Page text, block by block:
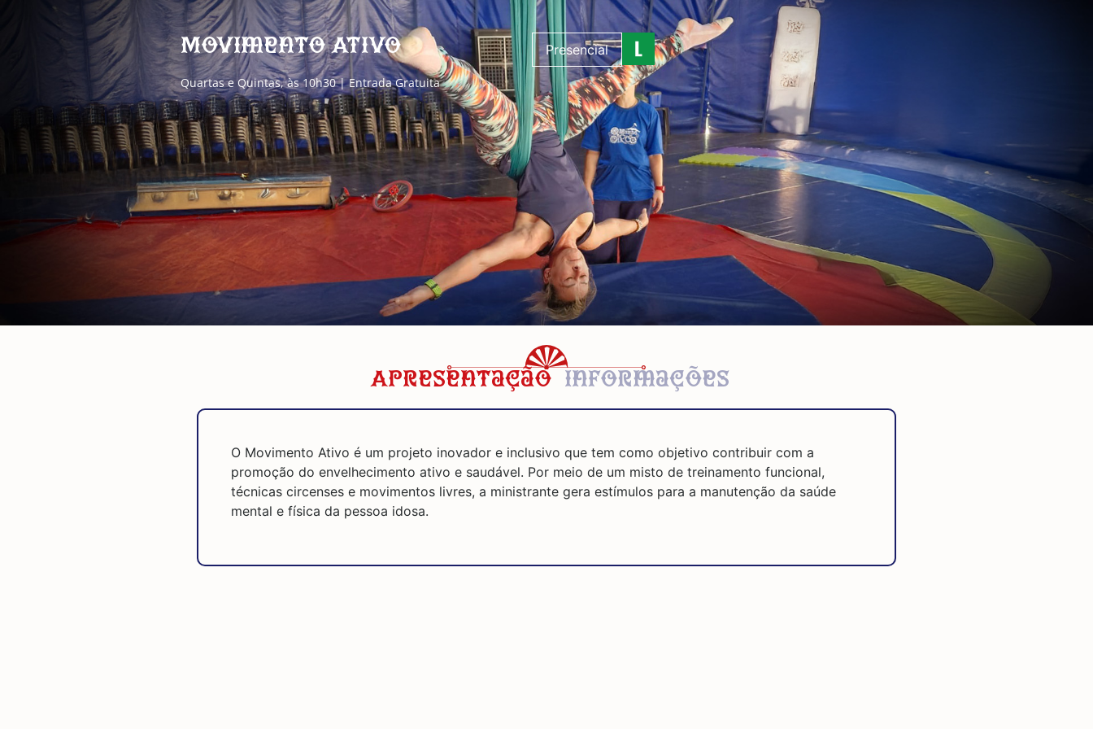
Movimento Ativo
Quartas e Quintas, às 10h30 | Entrada Gratuita
Presencial
Apresentação Informações
O Movimento Ativo é um projeto inovador e inclusivo que tem como objetivo contribuir com a
promoção do envelhecimento ativo e saudável. Por meio de um misto de treinamento funcional,
técnicas circenses e movimentos livres, a ministrante gera estímulos para a manutenção da saúde
mental e física da pessoa idosa.